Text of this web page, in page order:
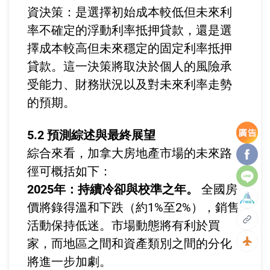
資決策：是選擇初始成本較低但未來利
率不確定的浮動利率抵押貸款，還是選
擇成本較高但未來穩定的固定利率抵押
貸款。這一決策將取決於個人的風險承
受能力、財務狀況以及對未來利率走勢
的預期。
5.2 預測綜述與最終展望
綜合來看，加拿大房地產市場的未來路
徑可概括如下：
2025年：持續冷卻與校準之年。
全國房
價將錄得溫和下跌（約1%至2%），銷售
活動保持低迷。市場動態將有利於買
家，而地區之間和資產類別之間的分化
將進一步加劇。
Line
複製
回到